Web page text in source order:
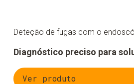
Deteção de fugas com o
Diagnóstico preciso para
Ver produto